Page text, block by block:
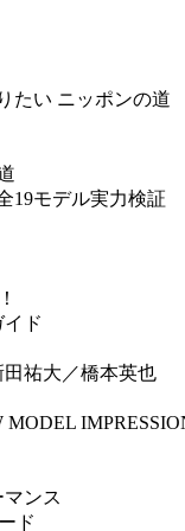
たい ニッポンの道
19モデル実力検証
ド
祐大／橋本英也
ンス
ド